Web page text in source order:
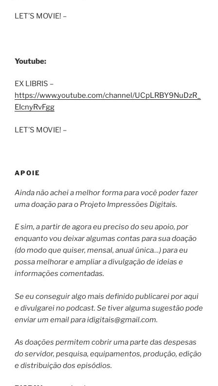
LET’S MOVIE! –
Youtube:
EX LIBRIS –
https://www.youtube.com/channel/UCpLRBY9NuDzR_
EIcnyRvFgg
LET’S MOVIE! –
APOIE
Ainda não achei a melhor forma para você poder fazer
uma doação para o Projeto Impressões Digitais.
E sim, a partir de agora eu preciso do seu apoio, por
enquanto vou deixar algumas contas para sua doação
(do modo que quiser, mensal, anual única…) para eu
possa melhorar e ampliar a divulgação de ideias e
informações comentadas.
Se eu conseguir algo mais definido publicarei por aqui
e divulgarei no podcast. Se tiver alguma sugestão pode
enviar um email paraidigitais@gmail.com.
As doações permitem cobrir uma parte das despesas
do servidor, pesquisa, equipamentos, produção, edição
e distribuição dos episódios.